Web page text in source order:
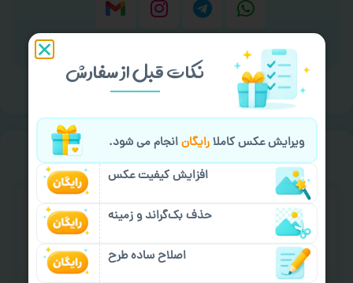
خیالت راحت ازسفارش گیری
نکات قبل از سفارش
ویرایش عکس کاملارایگانانجام می شود.
افزایش کیفیت عکس
حذف بک‌گراند و زمینه
اصلاح ساده طرح